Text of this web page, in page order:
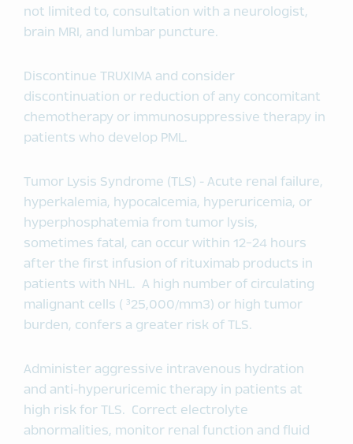
not limited to, consultation with a neurologist,
brain MRI, and lumbar puncture.
Discontinue TRUXIMA and consider
discontinuation or reduction of any concomitant
chemotherapy or immunosuppressive therapy in
patients who develop PML.
Tumor Lysis Syndrome (TLS) - Acute renal failure,
hyperkalemia, hypocalcemia, hyperuricemia, or
hyperphosphatemia from tumor lysis,
sometimes fatal, can occur within 12-24 hours
after the first infusion of rituximab products in
patients with NHL. A high number of circulating
malignant cells ( ³25,000/mm3) or high tumor
burden, confers a greater risk of TLS.
Administer aggressive intravenous hydration
and anti-hyperuricemic therapy in patients at
high risk for TLS. Correct electrolyte
abnormalities, monitor renal function and fluid